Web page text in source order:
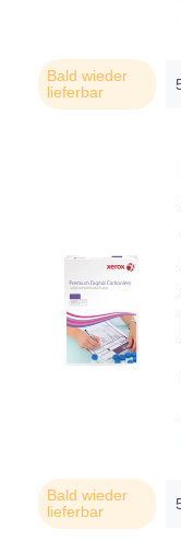
Bald wieder
lieferbar
Bald wieder
lieferbar